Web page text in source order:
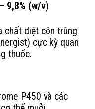
9,8% (w/v)
chất diệt côn trùng
cực kỳ quan
thuốc.
P450 và các